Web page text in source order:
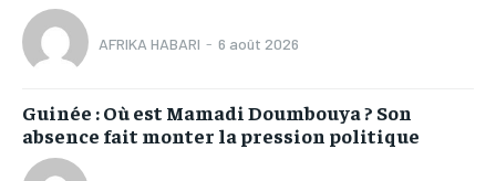
AFRIKA HABARI - 6 août 2026
Guinée : Où est Mamadi Doumbouya ? Son
absence fait monter la pression politique